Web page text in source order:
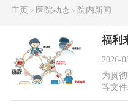
主页 > 医院动态 > 院内新闻
2026-
为贯
等文
控，